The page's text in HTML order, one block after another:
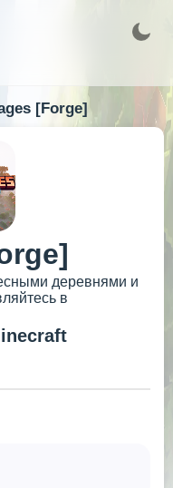
[Forge]
деревнями и
в